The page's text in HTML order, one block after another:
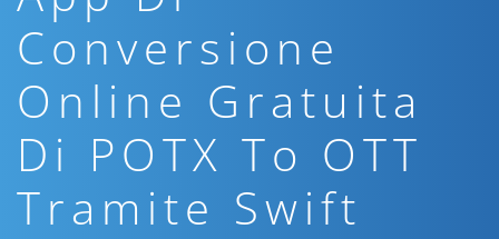
Conversione
Online Gratuita
Di POTX To OTT
Tramite Swift